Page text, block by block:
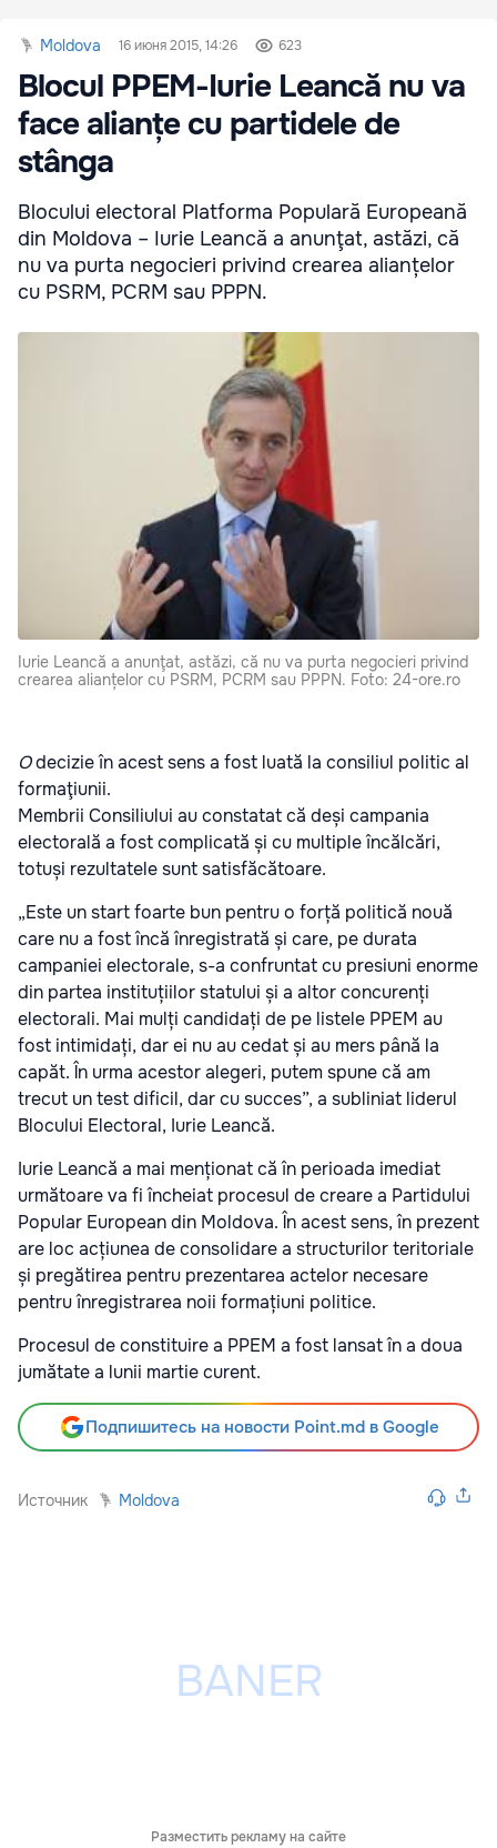
Moldova 16 июня 2015, 14:26 623
Blocul PPEM-Iurie Leancă nu va
face alianțe cu partidele de
stânga
Blocului electoral Platforma Populară Europeană
din Moldova – Iurie Leancă a anunţat, astăzi, că
nu va purta negocieri privind crearea alianțelor
cu PSRM, PCRM sau PPPN.
Iurie Leancă a anunţat, astăzi, că nu va purta negocieri privind
crearea alianțelor cu PSRM, PCRM sau PPPN. Foto: 24-ore.ro
Odecizie în acest sens a fost luată la consiliul politic al
formaţiunii.
Membrii Consiliului au constatat că deși campania
electorală a fost complicată și cu multiple încălcări,
totuși rezultatele sunt satisfăcătoare.
„Este un start foarte bun pentru o forță politică nouă
care nu a fost încă înregistrată și care, pe durata
campaniei electorale, s-a confruntat cu presiuni enorme
din partea instituțiilor statului și a altor concurenți
electorali. Mai mulți candidați de pe listele PPEM au
fost intimidați, dar ei nu au cedat și au mers până la
capăt. În urma acestor alegeri, putem spune că am
trecut un test dificil, dar cu succes”, a subliniat liderul
Blocului Electoral, Iurie Leancă.
Iurie Leancă a mai menționat că în perioada imediat
următoare va fi încheiat procesul de creare a Partidului
Popular European din Moldova. În acest sens, în prezent
are loc acțiunea de consolidare a structurilor teritoriale
și pregătirea pentru prezentarea actelor necesare
pentru înregistrarea noii formațiuni politice.
Procesul de constituire a PPEM a fost lansat în a doua
jumătate a lunii martie curent.
Подпишитесь на новости Point.md в Google
Источник Moldova
Разместить рекламу на сайте